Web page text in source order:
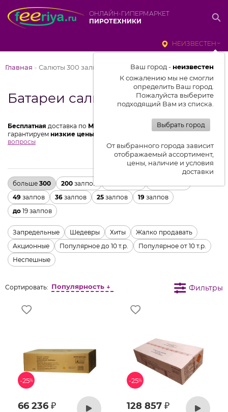
ОНЛАЙН-ГИПЕРМАРКЕТ
ПИРОТЕХНИКИ
НЕИЗВЕСТЕН
Ваш город - неизвестен
К сожалению мы не смогли
определить Ваш город.
Пожалуйста выберите
подходящий Вам из списка.
Выбрать город
От выбранного города зависит
отображаемый ассортимент,
цены, наличие и условия
доставки
Главная > Салюты 300 залпов и более
Батареи салютов 300 залпов
Бесплатная доставка по Москве
Мы производители и
гарантируем низкие цены
вопросы
больше 300 200 залпов
49 залпов 36 залпов 25 залпов 19 залпов
до 19 залпов
Запредельные Шедевры Хиты
Жалко продавать
Акционные
Популярное до 10 т.р.
Популярное от 10 т.р.
Неспешные
Фильтры
Сортировать: Популярность ↓
-25%
66 236 ₽
-25%
128 857 ₽